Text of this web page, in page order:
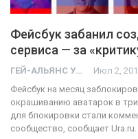
Фейсбук забанил
сервиса — за
ГЕЙ-АЛЬЯНС УКРАИНА Июл 2,
Фейсбук на месяц
окрашиванию аватарок в
для блокировки стали
сообщество, сообщает Ura.ru.